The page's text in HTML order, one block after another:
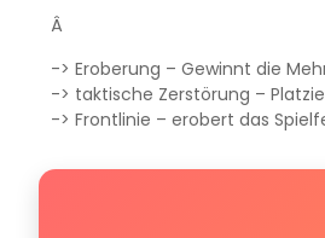
Â
-> Eroberung – Gewinnt die
-> taktische Zerstörung –
-> Frontlinie – erobert das